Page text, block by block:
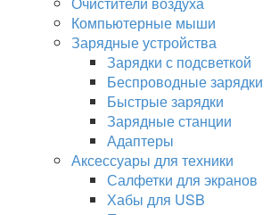
Компьютерные мыши
Зарядные устройства
Зарядки с подсветкой
Беспроводные зарядки
Быстрые зарядки
Зарядные станции
Адаптеры
Аксессуары для техники
Салфетки для экранов
Хабы для USB